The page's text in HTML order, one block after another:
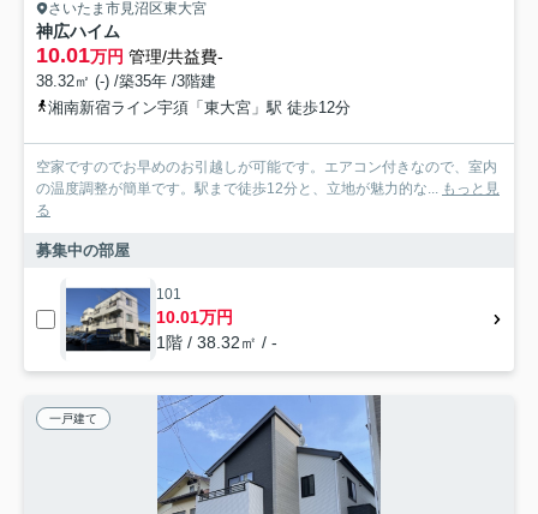
さいたま市見沼区東大宮
神広ハイム
10.01万円 管理/共益費-
38.32㎡ (-) /築35年 /3階建
湘南新宿ライン宇須「東大宮」駅 徒歩12分
空家ですのでお早めのお引越しが可能です。エアコン付きなので、室内
の温度調整が簡単です。駅まで徒歩12分と、立地が魅力的な... もっと見
る
募集中の部屋
101
10.01万円
1階 / 38.32㎡ / -
一戸建て